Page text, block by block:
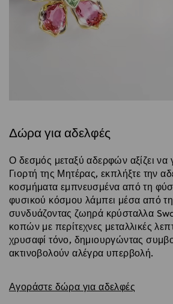
Δώρα για αδελφές
Ο δεσμός μεταξύ αδερφών αξίζει να
Γιορτή της Μητέρας, εκπλήξτε την
κοσμήματα εμπνευσμένα από τη
φυσικού κόσμου λάμπει μέσα από τη
συνδυάζοντας ζωηρά κρύσταλλα
κοπών με περίτεχνες μεταλλικές
χρυσαφί τόνο, δημιουργώντας
ακτινοβολούν αλέγρα υπερβολή.
Αγοράστε δώρα για αδελφές